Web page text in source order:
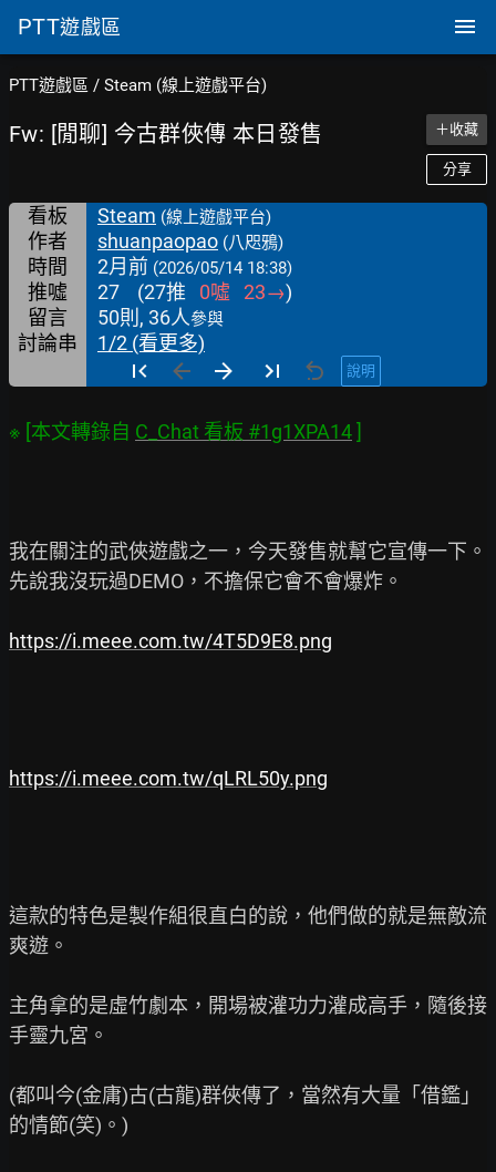
PTT遊戲區
PTT遊戲區 / Steam (線上遊戲平台)
Fw: [閒聊] 今古群俠傳 本日發售 ＋收藏
分享
看板 Steam (線上遊戲平台)
作者 shuanpaopao (八咫鴉)
時間 2月前 (2026/05/14 18:38)
推噓 27 (27推 0噓 23→)
留言
50則, 36人參與
討論串 1/2 (看更多)
說明
※ [本文轉錄自 C_Chat 看板 #1g1XPA14
我在關注的武俠遊戲之一，今天發售就幫它宣傳一下。
先說我沒玩過DEMO，不擔保它會不會爆炸。
https://i.meee.com.tw/4T5D9E8.png
https://i.meee.com.tw/qLRL50y.png
這款的特色是製作組很直白的說，他們做的就是無敵流
爽遊。
主角拿的是虛竹劇本，開場被灌功力灌成高手，隨後接
手靈九宮。
(都叫今(金庸)古(古龍)群俠傳了，當然有大量「借鑑」
的情節(笑)。)